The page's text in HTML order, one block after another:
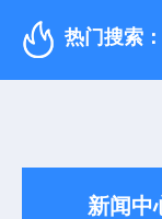
热门搜索：
新闻中